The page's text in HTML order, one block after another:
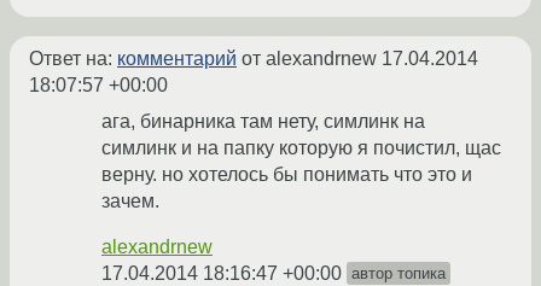
Ответ на: комментарий от alexandrnew 17.04.2014
18:07:57 +00:00
ага, бинарника там нету, симлинк на
симлинк и на папку которую я почистил, щас
верну. но хотелось бы понимать что это и
зачем.
alexandrnew
17.04.2014 18:16:47 +00:00 автор топика